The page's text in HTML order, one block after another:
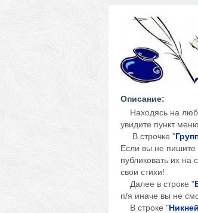
Описание:
Находясь на
увидите пункт
В строчке "
Если вы не пишите
публиковать их на
свои стихи!
Далее в строке "
п/я иначе вы не
В строке "